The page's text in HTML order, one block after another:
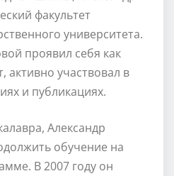
факультет
университета.
проявил себя как
активно участвовал в
и публикациях.
Александр
обучение на
В 2007 году он